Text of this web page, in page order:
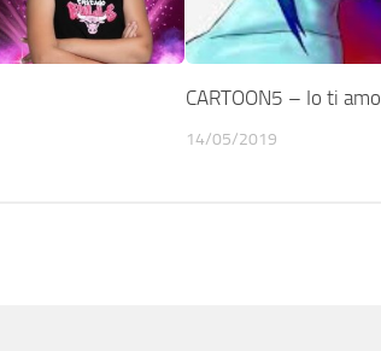
CARTOON5 – Io ti amo
14/05/2019